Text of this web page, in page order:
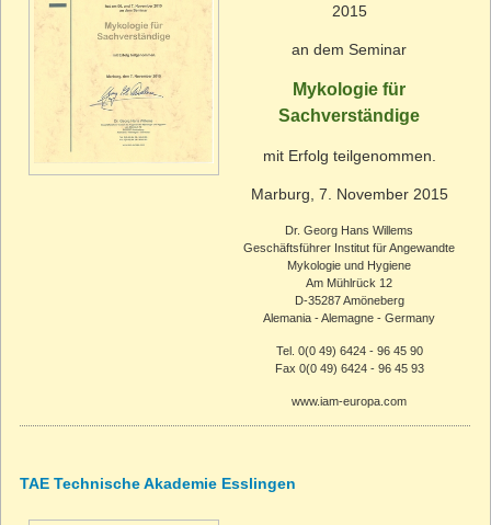
2015
an dem Seminar
Mykologie für
Sachverständige
mit Erfolg teilgenommen.
Marburg, 7. November 2015
Dr. Georg Hans Willems
Geschäftsführer Institut für Angewandte
Mykologie und Hygiene
Am Mühlrück 12
D-35287 Amöneberg
Alemania - Alemagne - Germany
Tel. 0(0 49) 6424 - 96 45 90
Fax 0(0 49) 6424 - 96 45 93
www.iam-europa.com
TAE Technische Akademie Esslingen